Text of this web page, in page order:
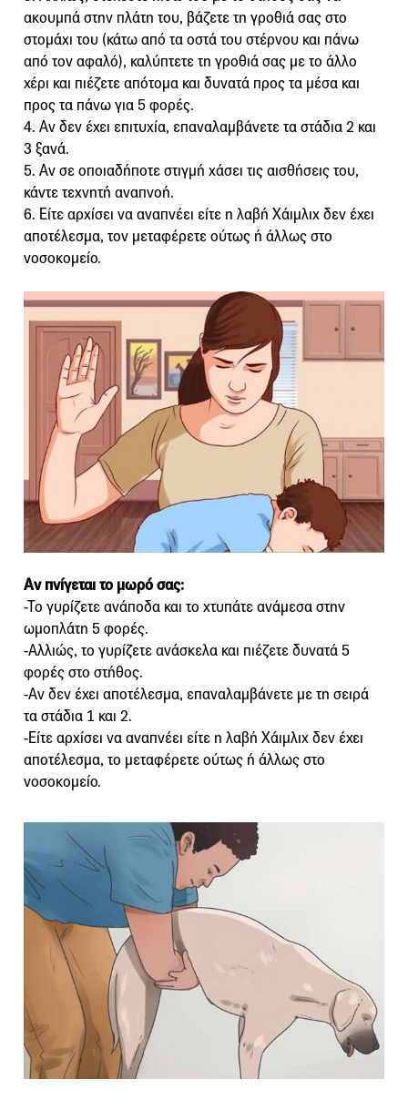
ακουμπά στην πλάτη του, βάζετε τη γροθιά σας στο
στομάχι του (κάτω από τα οστά του στέρνου και πάνω
από τον αφαλό), καλύπτετε τη γροθιά σας με το άλλο
χέρι και πιέζετε απότομα και δυνατά προς τα μέσα και
προς τα πάνω για 5 φορές.
4. Αν δεν έχει επιτυχία, επαναλαμβάνετε τα στάδια 2 και
3 ξανά.
5. Αν σε οποιαδήποτε στιγμή χάσει τις αισθήσεις του,
κάντε τεχνητή αναπνοή.
6. Είτε αρχίσει να αναπνέει είτε η λαβή Χάιμλιχ δεν έχει
αποτέλεσμα, τον μεταφέρετε ούτως ή άλλως στο
νοσοκομείο.
Αν πνίγεται το μωρό σας:
-Το γυρίζετε ανάποδα και το χτυπάτε ανάμεσα στην
ωμοπλάτη 5 φορές.
-Αλλιώς, το γυρίζετε ανάσκελα και πιέζετε δυνατά 5
φορές στο στήθος.
-Αν δεν έχει αποτέλεσμα, επαναλαμβάνετε με τη σειρά
τα στάδια 1 και 2.
-Είτε αρχίσει να αναπνέει είτε η λαβή Χάιμλιχ δεν έχει
αποτέλεσμα, το μεταφέρετε ούτως ή άλλως στο
νοσοκομείο.